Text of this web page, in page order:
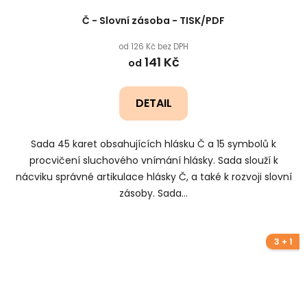
Č - Slovní zásoba - TISK/PDF
od 126 Kč bez DPH
od 141 Kč
DETAIL
Sada 45 karet obsahujících hlásku Č a 15 symbolů k
procvičení sluchového vnímání hlásky. Sada slouží k
nácviku správné artikulace hlásky Č, a také k rozvoji slovní
zásoby. Sada...
3 + 1